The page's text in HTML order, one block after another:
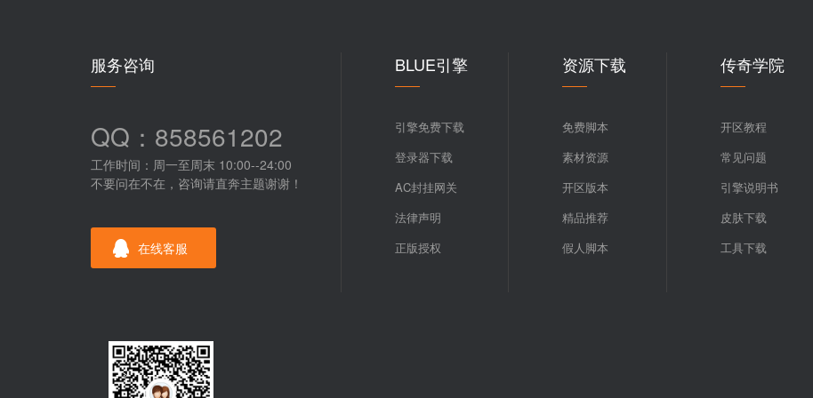
服务咨询
QQ：858561202
工作时间：周一至周末 10:00--24:00
不要问在不在，咨询请直奔主题谢谢！
在线客服
BLUE引擎
引擎免费下载
登录器下载
AC封挂网关
法律声明
正版授权
资源下载
免费脚本
素材资源
开区版本
精品推荐
假人脚本
传奇学院
开区教程
常见问题
引擎说明书
皮肤下载
工具下载